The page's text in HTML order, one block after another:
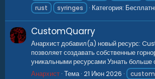
rust
syringes Категория:
CustomQuarry
Анархист добавил(а) новый ресурс:
позволяет создавать собственные
уникальными ресурсами Узнать больше
Анархист Тема 21 Июн 2026 custom